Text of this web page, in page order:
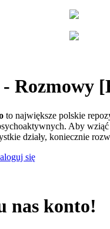
Rozmowy
to największe polskie
Aby
działy, koniecznie
się
nas konto!